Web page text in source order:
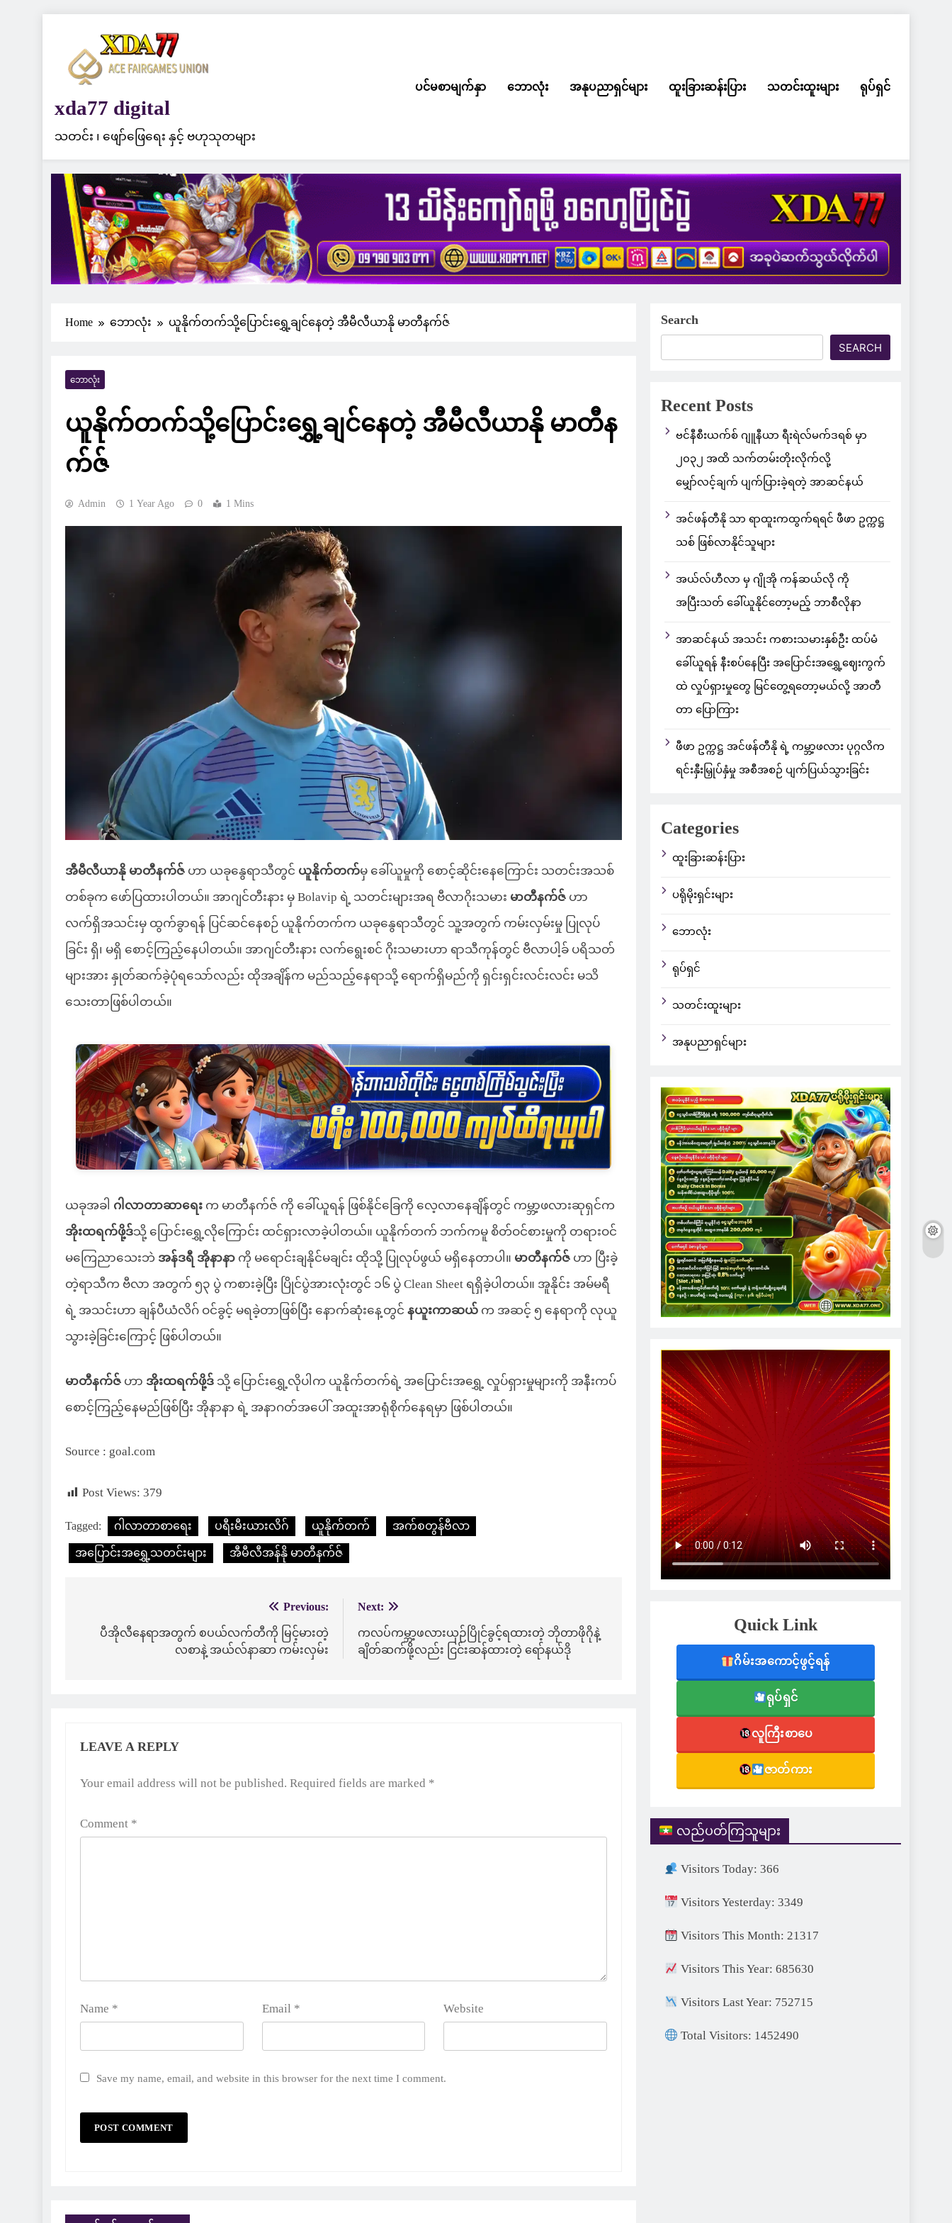
xda77 digital
သတင်း ၊ ဖျော်ဖြေရေး နှင့် ဗဟုသုတများ
ပင်မစာမျက်နှာ ဘောလုံး အနုပညာရှင်များ ထူးခြားဆန်းပြား သတင်းထူးများ ရုပ်ရှင်
Home ဘောလုံး ယူနိုက်တက်သို့ပြောင်းရွှေ့ချင်နေတဲ့ အီမီလီယာနို မာတီနက်ဇ်
ဘောလုံး
ယူနိုက်တက်သို့ပြောင်းရွှေ့ချင်နေတဲ့ အီမီလီယာနို မာတီန
က်ဇ်
Admin 1 Year Ago 0 1 Mins
အီမီလီယာနို မာတီနက်ဇ် ဟာ ယခုနွေရာသီတွင် ယူနိုက်တက်မှ ခေါ်ယူမှုကို စောင့်ဆိုင်းနေကြောင်း သတင်းအသစ်
တစ်ခုက ဖော်ပြထားပါတယ်။ အာဂျင်တီးနား မှ Bolavip ရဲ့ သတင်းများအရ ဗီလာဂိုးသမား မာတီနက်ဇ် ဟာ
လက်ရှိအသင်းမှ ထွက်ခွာရန် ပြင်ဆင်နေစဉ် ယူနိုက်တက်က ယခုနွေရာသီတွင် သူ့အတွက် ကမ်းလှမ်းမှု ပြုလုပ်
ခြင်း ရှိ၊ မရှိ စောင့်ကြည့်နေပါတယ်။ အာဂျင်တီးနား လက်ရွေးစင် ဂိုးသမားဟာ ရာသီကုန်တွင် ဗီလာပါ့ခ် ပရိသတ်
များအား နှုတ်ဆက်ခဲ့ပုံရသော်လည်း ထိုအချိန်က မည်သည့်နေရာသို့ ရောက်ရှိမည်ကို ရှင်းရှင်းလင်းလင်း မသိ
သေးတာဖြစ်ပါတယ်။
ယခုအခါ ဂါလာတာဆာရေး က မာတီနက်ဇ် ကို ခေါ်ယူရန် ဖြစ်နိုင်ခြေကို လေ့လာနေချိန်တွင် ကမ္ဘာ့ဖလားဆုရှင်က
အိုးထရက်ဖို့ဒ်သို့ ပြောင်းရွှေ့လိုကြောင်း ထင်ရှားလာခဲ့ပါတယ်။ ယူနိုက်တက် ဘက်ကမူ စိတ်ဝင်စားမှုကို တရားဝင်
မကြေညာသေးဘဲ အန်ဒရီ အိုနာနာ ကို မရောင်းချနိုင်မချင်း ထိုသို့ ပြုလုပ်ဖွယ် မရှိနေတာပါ။ မာတီနက်ဇ် ဟာ ပြီးခဲ့
တဲ့ရာသီက ဗီလာ အတွက် ၅၃ ပွဲ ကစားခဲ့ပြီး ပြိုင်ပွဲအားလုံးတွင် ၁၆ ပွဲ Clean Sheet ရရှိခဲ့ပါတယ်။ အူနိုင်း အမ်မရီ
ရဲ့ အသင်းဟာ ချန်ပီယံလိဂ် ဝင်ခွင့် မရခဲ့တာဖြစ်ပြီး နောက်ဆုံးနေ့တွင် နယူးကာဆယ် က အဆင့် ၅ နေရာကို လုယူ
သွားခဲ့ခြင်းကြောင့် ဖြစ်ပါတယ်။
မာတီနက်ဇ် ဟာ အိုးထရက်ဖို့ဒ် သို့ ပြောင်းရွှေ့လိုပါက ယူနိုက်တက်ရဲ့ အပြောင်းအရွှေ့ လှုပ်ရှားမှုများကို အနီးကပ်
စောင့်ကြည့်နေမည်ဖြစ်ပြီး အိုနာနာ ရဲ့ အနာဂတ်အပေါ် အထူးအာရုံစိုက်နေရမှာ ဖြစ်ပါတယ်။
Source : goal.com
Post Views: 379
Tagged: ဂါလာတာစာရေး ပရီးမီးယားလိဂ် ယူနိုက်တက် အက်စတွန်ဗီလာ
အပြောင်းအရွှေ့သတင်းများ အီမီလီအန်နို မာတီနက်ဇ်
navigation
Previous:
ပီအိုလီနေရာအတွက် စပယ်လက်တီကို မြင့်မားတဲ့
လစာနဲ့ အယ်လ်နာဆာ ကမ်းလှမ်း
Next:
ကလပ်ကမ္ဘာ့ဖလားယှဉ်ပြိုင်ခွင့်ရထားတဲ့ ဘိုတာဖိုဂိုနဲ့
ချိတ်ဆက်ဖို့လည်း ငြင်းဆန်ထားတဲ့ ရော်နယ်ဒို
LEAVE A REPLY
Your email address will not be published. Required fields are marked *
Comment *
Name * Email * Website
Save my name, email, and website in this browser for the next time I comment.
Alternative:
Search
SEARCH
Recent Posts
ဗင်နီစီးယက်စ် ဂျူနီယာ ရီးရဲလ်မက်ဒရစ် မှာ
၂၀၃၂ အထိ သက်တမ်းတိုးလိုက်လို့
မျှော်လင့်ချက် ပျက်ပြားခဲ့ရတဲ့ အာဆင်နယ်
အင်ဖန်တီနို သာ ရာထူးကထွက်ရရင် ဖီဖာ ဥက္ကဋ္ဌ
သစ် ဖြစ်လာနိုင်သူများ
အယ်လ်ဟီလာ မှ ဂျိုအို ကန်ဆယ်လို ကို
အပြီးသတ် ခေါ်ယူနိုင်တော့မည့် ဘာစီလိုနာ
အာဆင်နယ် အသင်း ကစားသမားနှစ်ဦး ထပ်မံ
ခေါ်ယူရန် နီးစပ်နေပြီး အပြောင်းအရွှေ့ဈေးကွက်
ထဲ လှုပ်ရှားမှုတွေ မြင်တွေ့ရတော့မယ်လို့ အာတီ
တာ ပြောကြား
ဖီဖာ ဥက္ကဋ္ဌ အင်ဖန်တီနို ရဲ့ ကမ္ဘာ့ဖလား ပုဂ္ဂလိက
ရင်းနှီးမြှုပ်နှံမှု အစီအစဉ် ပျက်ပြယ်သွားခြင်း
Categories
ထူးခြားဆန်းပြား
ပရိုမိုးရှင်းများ
ဘောလုံး
ရုပ်ရှင်
သတင်းထူးများ
အနုပညာရှင်များ
Quick Link
ဂိမ်းအကောင့်ဖွင့်ရန်
ရုပ်ရှင်
လူကြီးစာပေ
ဇာတ်ကား
လည်ပတ်ကြသူများ
Visitors Today: 366
Visitors Yesterday: 3349
Visitors This Month: 21317
Visitors This Year: 685630
Visitors Last Year: 752715
Total Visitors: 1452490